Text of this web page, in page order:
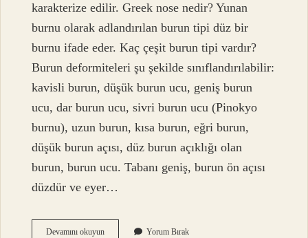
karakterize edilir. Greek nose nedir? Yunan
burnu olarak adlandırılan burun tipi düz bir
burnu ifade eder. Kaç çeşit burun tipi vardır?
Burun deformiteleri şu şekilde sınıflandırılabilir:
kavisli burun, düşük burun ucu, geniş burun
ucu, dar burun ucu, sivri burun ucu (Pinokyo
burnu), uzun burun, kısa burun, eğri burun,
düşük burun açısı, düz burun açıklığı olan
burun, burun ucu. Tabanı geniş, burun ön açısı
düzdür ve eyer…
Devamını okuyunGrek
Yorum Bırak